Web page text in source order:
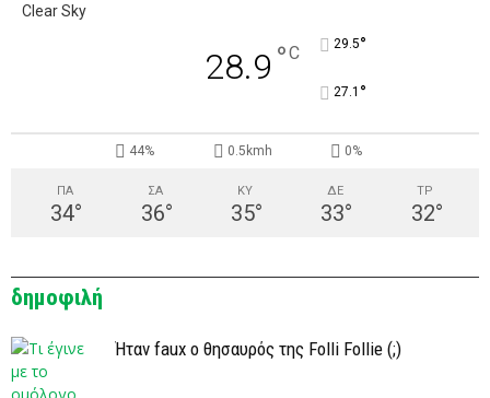
Clear Sky
28.9 °C 29.5°
27.1 °
44% 0.5kmh 0%
ΠΑ
34°
ΣΑ
36°
ΚΥ
35°
ΔΕ
33°
ΤΡ
32°
δημοφιλή
Ήταν faux ο θησαυρός της Folli Follie (;)